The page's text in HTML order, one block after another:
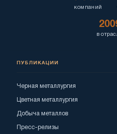
компаний
в
ПУБЛИКАЦИИ
Черная металлургия
Цветная металлургия
Добыча металлов
Пресс-релизы